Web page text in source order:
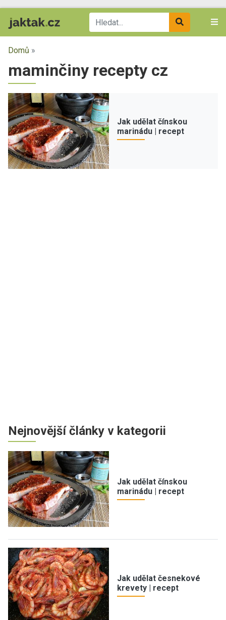
Domů »
maminčiny recepty cz
Jak udělat čínskou
marinádu | recept
Nejnovější články v kategorii
Jak udělat čínskou
marinádu | recept
Jak udělat česnekové
krevety | recept